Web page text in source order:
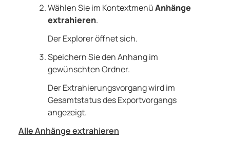
Wählen Sie im KontextmenüAnhänge
extrahieren.
Der Explorer öffnet sich.
Speichern Sie den Anhang im
gewünschten Ordner.
Der Extrahierungsvorgang wird im
Gesamtstatus des Exportvorgangs
angezeigt.
Alle Anhänge extrahieren